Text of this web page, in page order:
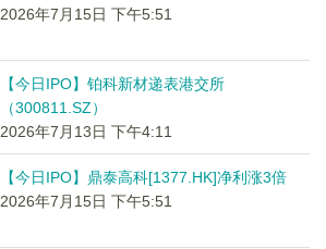
2026年7月15日 下午5:51
【今日IPO】铂科新材递表港交所
（300811.SZ）
2026年7月13日 下午4:11
【今日IPO】鼎泰高科[1377.HK]净利涨3倍
2026年7月15日 下午5:51